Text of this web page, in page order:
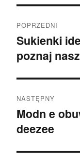
wpisu
POPRZEDNI
Poprzedni
wpis:
Sukienki
poznaj
NASTĘPNY
Następny
wpis:
Modn e
deezee